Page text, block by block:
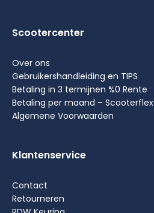
Scootercenter
Over ons
Gebruikershandleiding en TIPS
Betaling in 3 termijnen %0 Rente
Betaling per maand – Scooterflex
Algemene Voorwaarden
Klantenservice
Contact
Retourneren